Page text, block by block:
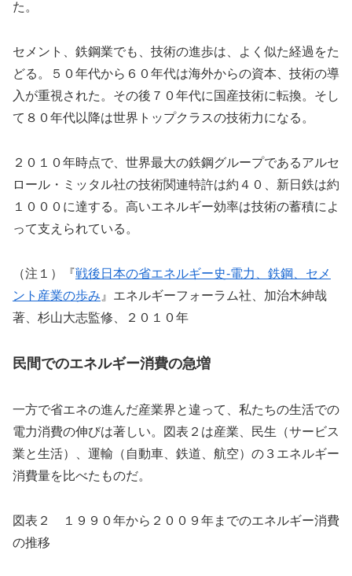
た。
セメント、鉄鋼業でも、技術の進歩は、よく似た経過をた
どる。５０年代から６０年代は海外からの資本、技術の導
入が重視された。その後７０年代に国産技術に転換。そし
て８０年代以降は世界トップクラスの技術力になる。
２０１０年時点で、世界最大の鉄鋼グループであるアルセ
ロール・ミッタル社の技術関連特許は約４０、新日鉄は約
１０００に達する。高いエネルギー効率は技術の蓄積によ
って支えられている。
（注１）『戦後日本の省エネルギー史-電力、鉄鋼、セメ
ント産業の歩み 』エネルギーフォーラム社、加治木紳哉
著、杉山大志監修、２０１０年
民間でのエネルギー消費の急増
一方で省エネの進んだ産業界と違って、私たちの生活での
電力消費の伸びは著しい。図表２は産業、民生（サービス
業と生活）、運輸（自動車、鉄道、航空）の３エネルギー
消費量を比べたものだ。
図表２ １９９０年から２００９年までのエネルギー消費
の推移